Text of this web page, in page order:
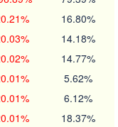
16.80%
14.18%
14.77%
5.62%
6.12%
18.37%